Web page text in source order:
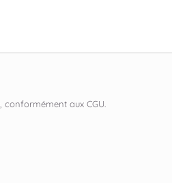
aux CGU.